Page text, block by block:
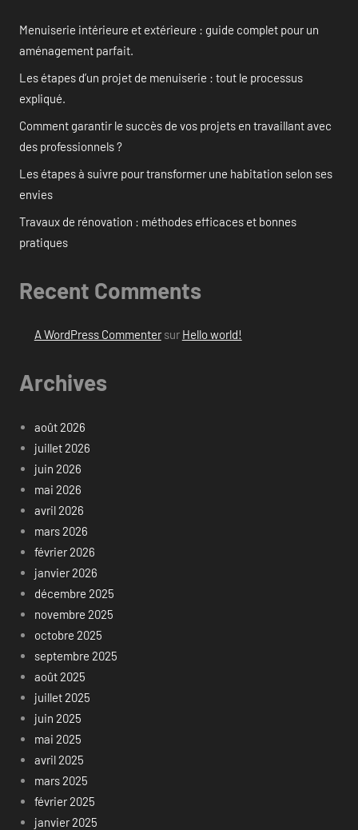
Menuiserie intérieure et extérieure : guide complet pour un
aménagement parfait.
Les étapes d’un projet de menuiserie : tout le processus
expliqué.
Comment garantir le succès de vos projets en travaillant avec
des professionnels ?
Les étapes à suivre pour transformer une habitation selon ses
envies
Travaux de rénovation : méthodes efficaces et bonnes
pratiques
Recent Comments
A WordPress Commentersur Hello world!
Archives
août 2026
juillet 2026
juin 2026
mai 2026
avril 2026
mars 2026
février 2026
janvier 2026
décembre 2025
novembre 2025
octobre 2025
septembre 2025
août 2025
juillet 2025
juin 2025
mai 2025
avril 2025
mars 2025
février 2025
janvier 2025